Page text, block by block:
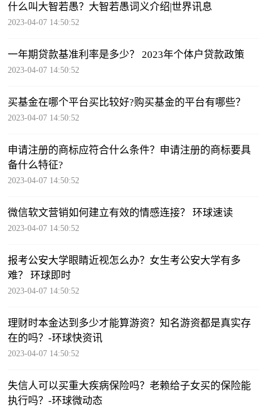
什么叫大智若愚？大智若愚词义介绍|世界讯息
2023-04-07 14:50:52
一年期贷款基准利率是多少？ 2023年个体户贷款政策
2023-04-07 14:50:52
买基金在哪个平台买比较好?购买基金的平台有哪些？
2023-04-07 14:50:52
申请注册的商标应符合什么条件？申请注册的商标要具
备什么特征?
2023-04-07 14:50:52
微信软文营销如何建立有效的情感连接？ 环球速读
2023-04-07 14:50:52
报考公安大学眼睛近视怎么办？女生考公安大学有多
难？ 环球即时
2023-04-07 14:50:52
理财时本金达到多少才能算游资？知名游资都是真实存
在的吗？-环球快资讯
2023-04-07 14:50:52
失信人可以买重大疾病保险吗？老赖给子女买的保险能
执行吗？-环球微动态